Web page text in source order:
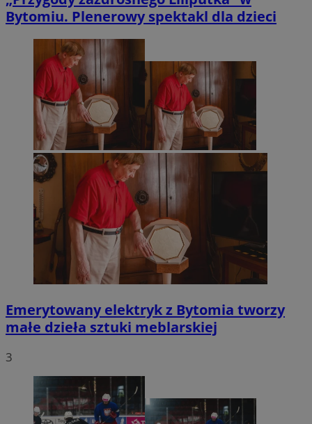
Bytomiu. Plenerowy spektakl dla dzieci
Emerytowany elektryk z Bytomia tworzy
małe dzieła sztuki meblarskiej
3